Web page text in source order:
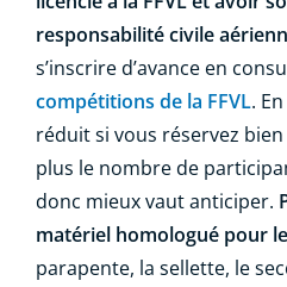
responsabilité civile
s’inscrire d’avance en
compétitions de la FFVL.
réduit si vous réservez bien
plus le nombre de
donc mieux vaut anticiper.
matériel homologué pour
parapente, la sellette, le